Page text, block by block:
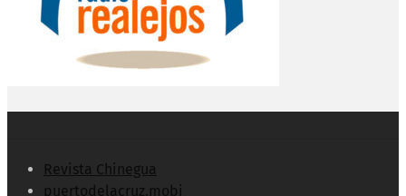
Revista Chinegua
puertodelacruz.mobi